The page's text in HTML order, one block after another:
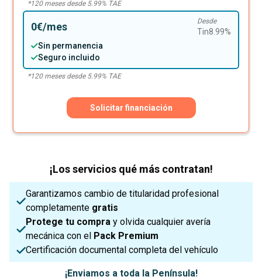
*120meses desde 5.99% TAE
0€/mes Desde
Tin8.99%
Sin permanencia
Seguro incluido
*120meses desde 5.99% TAE
Solicitar financiación
¡Los servicios qué más contratan!
Garantizamos cambio de titularidad profesional
completamente gratis
Protege tu compra y olvida cualquier avería
mecánica con el Pack Premium
Certificación documental completa del vehículo
¡Enviamos a toda la Península!